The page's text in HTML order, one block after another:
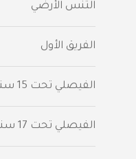
التنس الأرضي
الفريق الأول
الفيصلي‬⁩ تحت 15 سنة
‫الفيصلي‬⁩ تحت 17 سنة